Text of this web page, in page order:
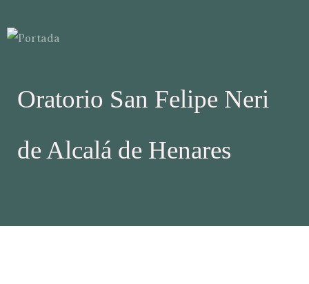
Oratorio San Felipe Neri
de Alcalá de Henares